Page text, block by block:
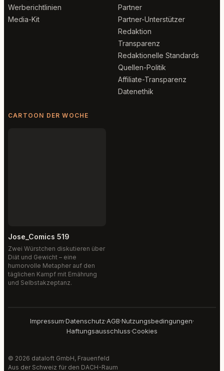
Werberichtlinien
Media-Kit
Partner
Partner-Unterstützer
Redaktion
Transparenz
Redaktionelle Standards
Quellen-Politik
Affiliate-Transparenz
Datenethik
CARTOON DER WOCHE
Jose_Comics 519
Zwei Würstchen diskutieren über
Diät und Gewicht – eine
humorvolle Metapher auf den
täglichen Kampf mit Ernährung
und Selbstakzeptanz.
Impressum·Datenschutz·AGB·Nutzungsbedingungen·
Haftungsausschluss·Cookies
© 2026 dataloft GmbH, Frauenfeld
Aus der Schweiz für den DACH-Raum